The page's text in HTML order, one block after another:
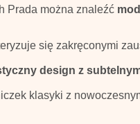
Prada można znaleźć
się zakręconymi
design z
klasyki z